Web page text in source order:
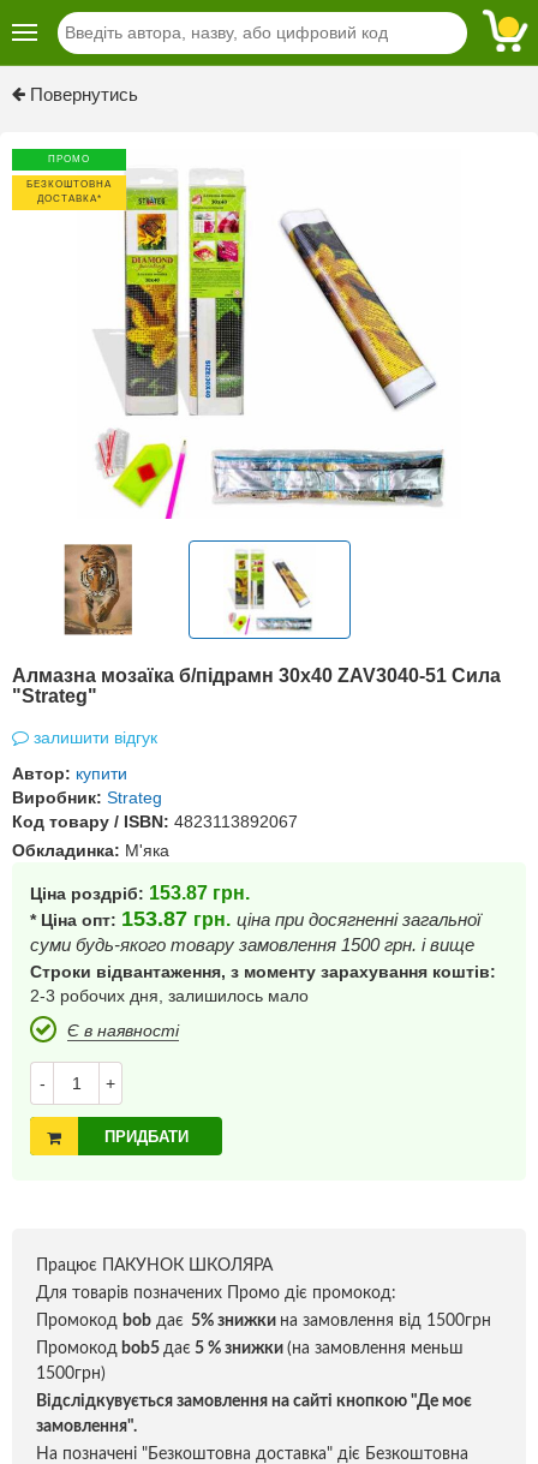
Повернутись
ПРОМО
БЕЗКОШТОВНА
ДОСТАВКА*
Алмазна мозаїка б/підрамн 30х40 ZAV3040-51 Сила
"Strateg"
залишити відгук
Автор: купити
Виробник: Strateg
Код товару / ISBN: 4823113892067
Обкладинка: М'яка
Ціна роздріб: 153.87 грн.
* Ціна опт: 153.87 грн. ціна при досягненні загальної
суми будь-якого товару замовлення 1500 грн. і вище
Строки відвантаження, з моменту зарахування коштів:
2-3 робочих дня, залишилось мало
Є в наявності
- +
ПРИДБАТИ
Працює ПАКУНОК ШКОЛЯРА
Для товарів позначених Промо діє промокод:
Промокод bob дає 5% знижки на замовлення від 1500грн
Промокод bob5 дає 5 % знижки (на замовлення меньш
1500грн)
Відслідкувується замовлення на сайті кнопкою "Де моє
замовлення".
На позначені "Безкоштовна доставка" діє Безкоштовна